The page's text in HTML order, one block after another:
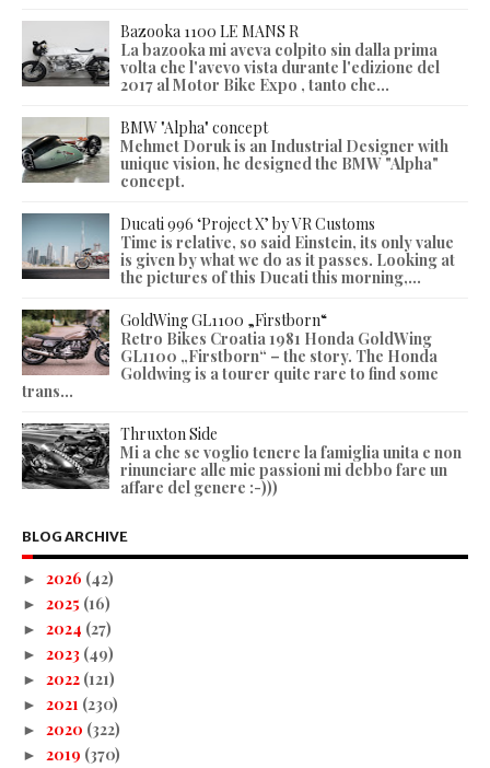
Bazooka 1100 LE MANS R
La bazooka mi aveva colpito sin dalla prima
volta che l'avevo vista durante l'edizione del
2017 al Motor Bike Expo , tanto che...
BMW "Alpha" concept
Mehmet Doruk is an Industrial Designer with
unique vision, he designed the BMW "Alpha"
concept.
Ducati 996 ‘Project X’ by VR Customs
Time is relative, so said Einstein, its only value
is given by what we do as it passes. Looking at
the pictures of this Ducati this morning,...
GoldWing GL1100 „Firstborn“
Retro Bikes Croatia 1981 Honda GoldWing
GL1100 „Firstborn“ – the story. The Honda
Goldwing is a tourer quite rare to find some
trans...
Thruxton Side
Mi a che se voglio tenere la famiglia unita e non
rinunciare alle mie passioni mi debbo fare un
affare del genere :-)))
BLOG ARCHIVE
► 2026 (42)
► 2025 (16)
► 2024 (27)
► 2023 (49)
► 2022 (121)
► 2021 (230)
► 2020 (322)
► 2019 (370)